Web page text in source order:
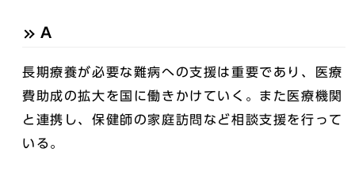
A
長期療養が必要な難病への支援は重要であり、医療
費助成の拡大を国に働きかけていく。また医療機関
と連携し、保健師の家庭訪問など相談支援を行って
いる。